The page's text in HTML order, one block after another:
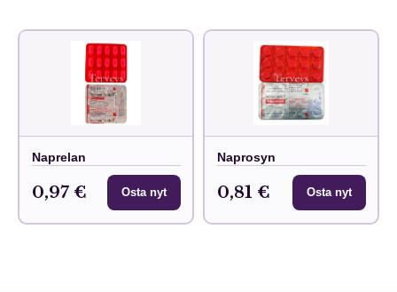
Naprelan
0,97 € Osta nyt
Naprosyn
0,81 € Osta nyt